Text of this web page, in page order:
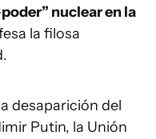
nuclear en la
la filosa
desaparición del
Putin, la Unión